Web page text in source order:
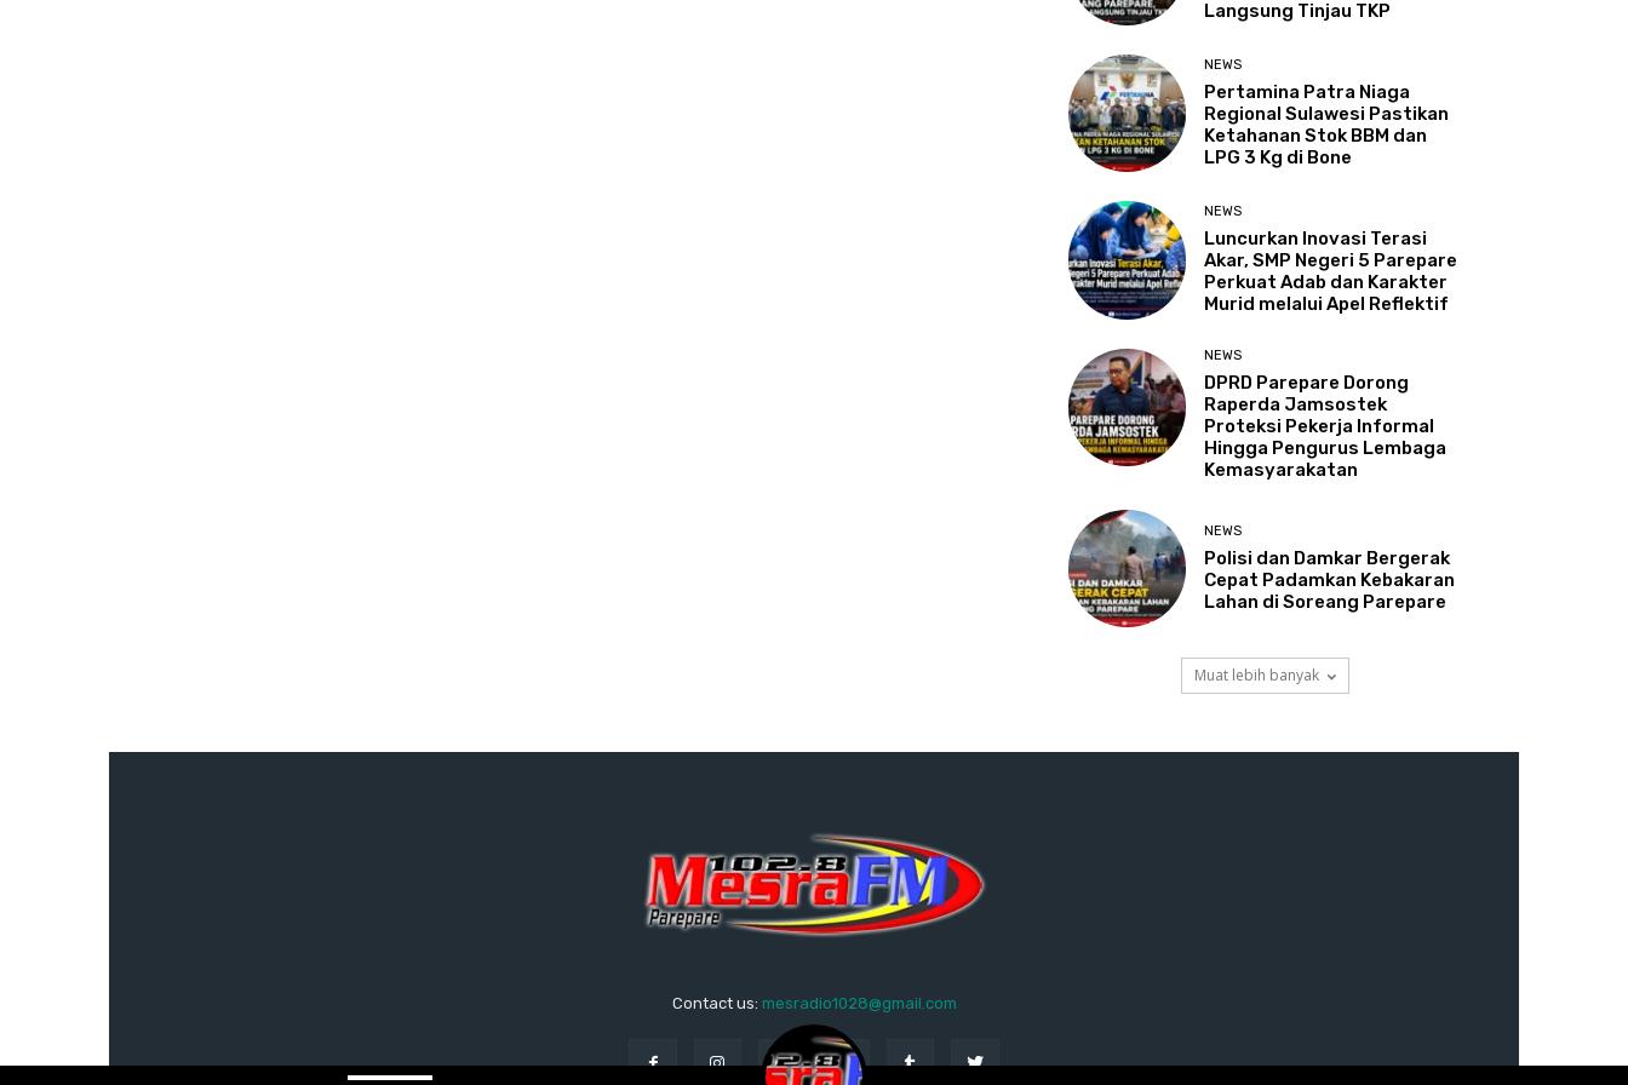
Langsung Tinjau TKP
NEWS
Pertamina Patra Niaga
Regional Sulawesi Pastikan
Ketahanan Stok BBM dan
LPG 3 Kg di Bone
NEWS
Luncurkan Inovasi Terasi
Akar, SMP Negeri 5 Parepare
Perkuat Adab dan Karakter
Murid melalui Apel Reflektif
NEWS
DPRD Parepare Dorong
Raperda Jamsostek
Proteksi Pekerja Informal
Hingga Pengurus Lembaga
Kemasyarakatan
NEWS
Polisi dan Damkar Bergerak
Cepat Padamkan Kebakaran
Lahan di Soreang Parepare
Muat lebih banyak
Contact us: mesradio1028@gmail.com